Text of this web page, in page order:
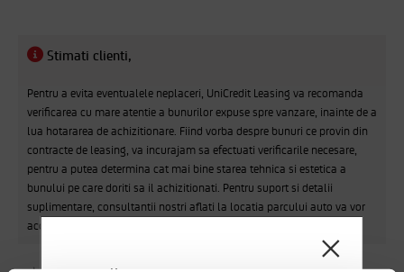
Stimati clienti,
Pentru a evita eventualele neplaceri, UniCredit Leasing va recomanda
verificarea cu mare atentie a bunurilor expuse spre vanzare, inainte de a
lua hotararea de achizitionare. Fiind vorba despre bunuri ce provin din
contracte de leasing, va incurajam sa efectuati verificarile necesare,
pentru a putea determina cat mai bine starea tehnica si estetica a
bunului pe care doriti sa il achizitionati. Pentru suport si detalii
suplimentare, consultantii nostri aflati la locatia parcului auto va vor
acorda tot sprijinul necesar. Multumim !